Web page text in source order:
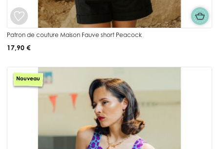
Patron de couture Maison Fauve short Peacock
17,90 €
Nouveau